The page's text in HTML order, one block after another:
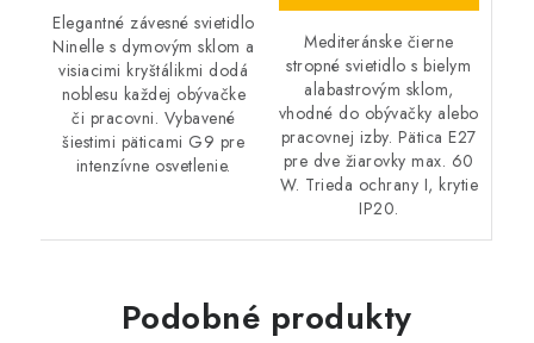
Elegantné závesné svietidlo
Ninelle s dymovým sklom a
visiacimi kryštálikmi dodá
noblesu každej obývačke
či pracovni. Vybavené
šiestimi päticami G9 pre
intenzívne osvetlenie.
Mediteránske čierne
stropné svietidlo s bielym
alabastrovým sklom,
vhodné do obývačky alebo
pracovnej izby. Pätica E27
pre dve žiarovky max. 60
W. Trieda ochrany I, krytie
IP20.
Podobné produkty